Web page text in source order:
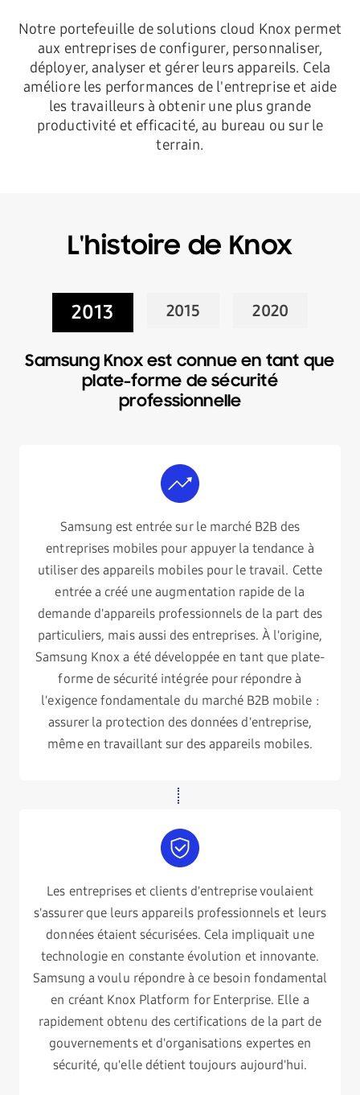
Notre portefeuille de solutions cloud Knox permet
aux entreprises de configurer, personnaliser,
déployer, analyser et gérer leurs appareils. Cela
améliore les performances de l'entreprise et aide
les travailleurs à obtenir une plus grande
productivité et efficacité, au bureau ou sur le
terrain.
L'histoire de Knox
2013 2015 2020
Samsung Knox est connue en tant que
plate-forme de sécurité
professionnelle
Samsung est entrée sur le marché B2B des
entreprises mobiles pour appuyer la tendance à
utiliser des appareils mobiles pour le travail. Cette
entrée a créé une augmentation rapide de la
demande d'appareils professionnels de la part des
particuliers, mais aussi des entreprises. À l'origine,
Samsung Knox a été développée en tant que plate-
forme de sécurité intégrée pour répondre à
l'exigence fondamentale du marché B2B mobile :
assurer la protection des données d'entreprise,
même en travaillant sur des appareils mobiles.
Les entreprises et clients d'entreprise voulaient
s'assurer que leurs appareils professionnels et leurs
données étaient sécurisées. Cela impliquait une
technologie en constante évolution et innovante.
Samsung a voulu répondre à ce besoin fondamental
en créant Knox Platform for Enterprise. Elle a
rapidement obtenu des certifications de la part de
gouvernements et d'organisations expertes en
sécurité, qu'elle détient toujours aujourd'hui.